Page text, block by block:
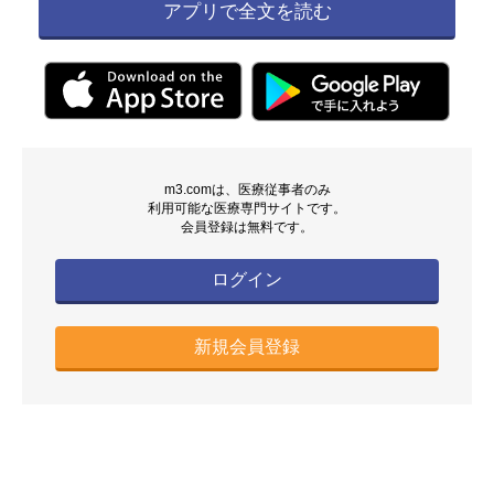
アプリで全文を読む
m3.comは、医療従事者のみ
利用可能な医療専門サイトです。
会員登録は無料です。
ログイン
新規会員登録